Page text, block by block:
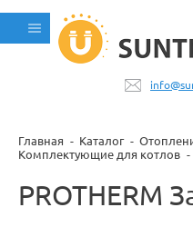
Главная Каталог
Комплектующие для котлов
PROTHERM